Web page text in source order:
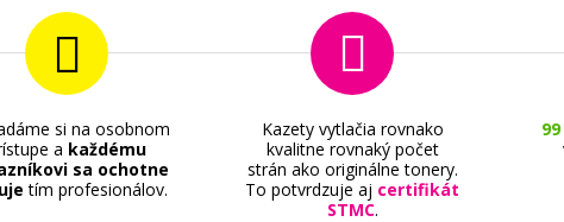
si na osobnom
a každému
sa ochotne
tím profesionálov.
Kazety vytlačia rovnako
kvalitne rovnaký počet
strán ako originálne tonery.
To potvrdzuje aj certifikát
STMC.